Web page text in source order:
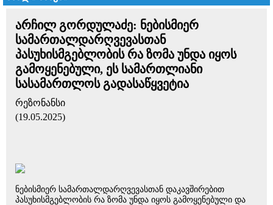
არჩილ გორდულაძე: ნებისმიერ
სამართალდარღვევასთან
პასუხისმგებლობის რა ზომა უნდა იყოს
გამოყენებული, ეს სამართლიანი
სასამართლოს გადასაწყვეტია
რეზონანსი
(19.05.2025)
ნებისმიერ სამართალდარღვევასთან დაკავშირებით
პასუხისმგებლობის რა ზომა უნდა იყოს გამოყენებული და